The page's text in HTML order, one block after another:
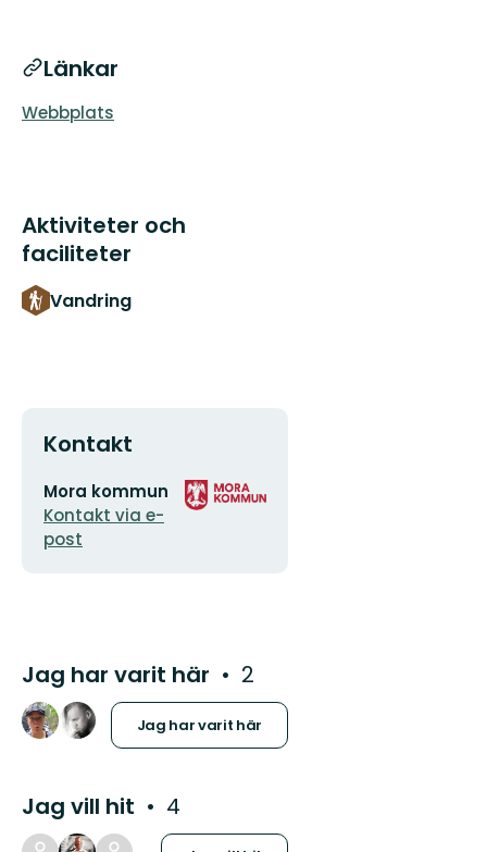
Länkar
Webbplats
Aktiviteter och
faciliteter
Vandring
Kontakt
E-
postadress
Mora kommun
Kontakt via e-
post
Organisationens
logotyp
Jag har varit här 2
Jag har varit här
Jag vill hit 4